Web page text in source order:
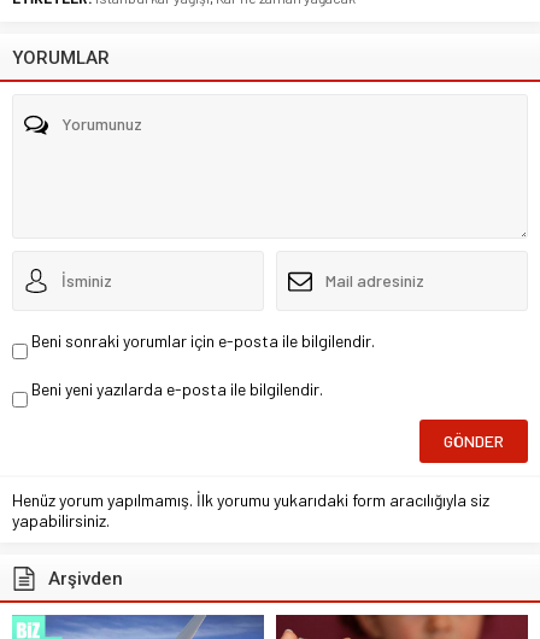
YORUMLAR
Beni sonraki yorumlar için e-posta ile bilgilendir.
Beni yeni yazılarda e-posta ile bilgilendir.
Henüz yorum yapılmamış. İlk yorumu yukarıdaki form aracılığıyla siz
yapabilirsiniz.
Arşivden